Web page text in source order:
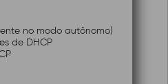
no modo autônomo)
de DHCP